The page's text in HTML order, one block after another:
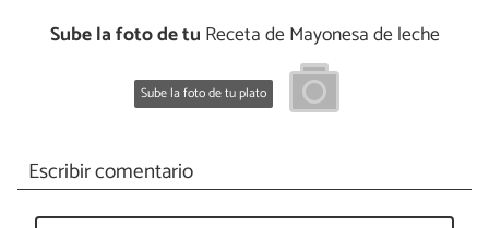
Sube la foto de tu Receta de Mayonesa de leche
Sube la foto de tu plato
Escribir comentario